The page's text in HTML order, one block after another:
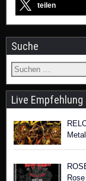
teilen
Suche
Live Empfehlung